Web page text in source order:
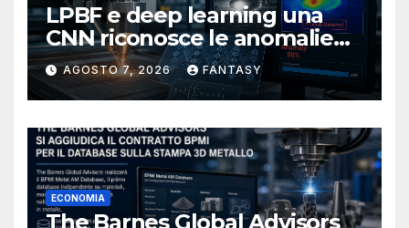
LPBF e deep learning una
CNN riconosce le anomalie
del bagno di fusione
AGOSTO 7, 2026 FANTASY
ECONOMIA
The Barnes Global Advisors